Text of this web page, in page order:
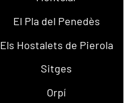
El Pla del Penedès
Els Hostalets de Pierola
Sitges
Orpí